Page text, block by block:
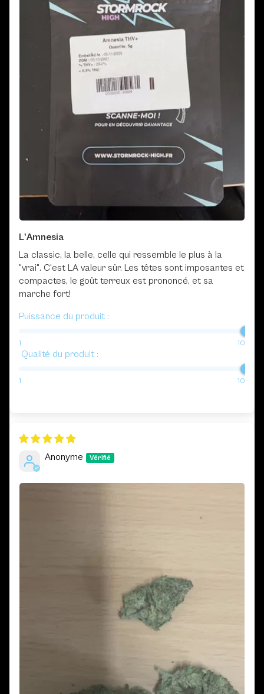
L'Amnesia
La classic, la belle, celle qui ressemble le plus à la
"vrai". C'est LA valeur sûr. Les têtes sont imposantes et
compactes, le goût terreux est prononcé, et sa
marche fort!
Puissance du produit :
1 10
Qualité du produit :
1 10
Anonyme